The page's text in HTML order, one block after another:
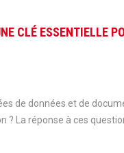
CLÉ ESSENTIELLE
de données et de
La réponse à ces